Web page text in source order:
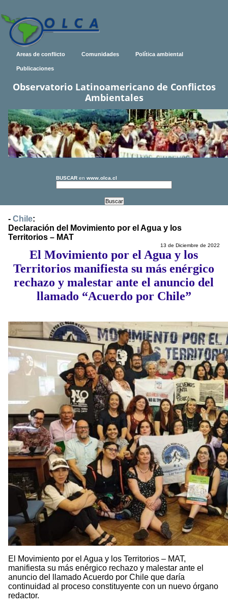
Areas de conflicto Comunidades Política ambiental
Publicaciones
Observatorio Latinoamericano de Conflictos
Ambientales
BUSCAR en www.olca.cl
- Chile:
Declaración del Movimiento por el Agua y los
Territorios – MAT
13 de Diciembre de 2022
El Movimiento por el Agua y los
Territorios manifiesta su más enérgico
rechazo y malestar ante el anuncio del
llamado “Acuerdo por Chile”
El Movimiento por el Agua y los Territorios – MAT,
manifiesta su más enérgico rechazo y malestar ante el
anuncio del llamado Acuerdo por Chile que daría
continuidad al proceso constituyente con un nuevo órgano
redactor.